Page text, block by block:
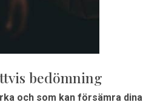
bedömning
och som kan försämra